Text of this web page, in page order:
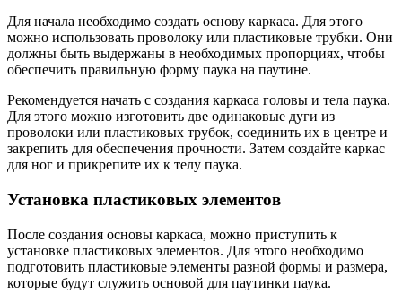
Для начала необходимо создать основу каркаса. Для этого
можно использовать проволоку или пластиковые трубки. Они
должны быть выдержаны в необходимых пропорциях, чтобы
обеспечить правильную форму паука на паутине.
Рекомендуется начать с создания каркаса головы и тела паука.
Для этого можно изготовить две одинаковые дуги из
проволоки или пластиковых трубок, соединить их в центре и
закрепить для обеспечения прочности. Затем создайте каркас
для ног и прикрепите их к телу паука.
Установка пластиковых элементов
После создания основы каркаса, можно приступить к
установке пластиковых элементов. Для этого необходимо
подготовить пластиковые элементы разной формы и размера,
которые будут служить основой для паутинки паука.